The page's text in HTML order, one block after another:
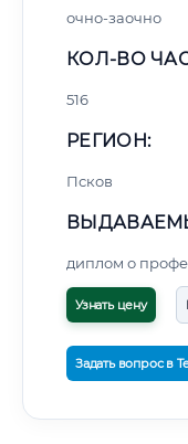
очно-заочно
КОЛ-ВО
516
РЕГИОН:
Псков
диплом о
Узнать цену
Задать вопрос в